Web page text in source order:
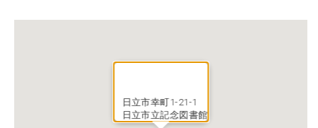
日立市幸町1-21-1
日立市立記念図書館